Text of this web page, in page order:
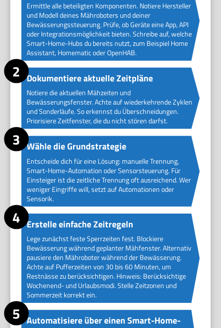
Ermittle alle beteiligten Komponenten. Notiere Hersteller
und Modell deines Mähroboters und deiner
Bewässerungssteuerung. Prüfe, ob Geräte eine App, API
oder Integrationsmöglichkeit bieten. Schreibe auf, welche
Smart-Home-Hubs du bereits nutzt, zum Beispiel Home
Assistant, Homematic oder OpenHAB.
Dokumentiere aktuelle Zeitpläne
Notiere die aktuellen Mähzeiten und
Bewässerungsfenster. Achte auf wiederkehrende Zyklen
und Sonderläufe. So erkennst du Überschneidungen.
Priorisiere Zeitfenster, die du nicht stören darfst.
Wähle die Grundstrategie
Entscheide dich für eine Lösung: manuelle Trennung,
Smart-Home-Automation oder Sensorsteuerung. Für
Einsteiger ist die zeitliche Trennung oft ausreichend. Wer
weniger Eingriffe will, setzt auf Automationen oder
Sensorik.
Erstelle einfache Zeitregeln
Lege zunächst feste Sperrzeiten fest. Blockiere
Bewässerung während geplanter Mähfenster. Alternativ
pausiere den Mähroboter während der Bewässerung.
Achte auf Pufferzeiten von 30 bis 60 Minuten, um
Restnässe zu berücksichtigen. Hinweis: Berücksichtige
Wochenend- und Urlaubsmodi. Stelle Zeitzonen und
Sommerzeit korrekt ein.
Automatisiere über einen Smart-Home-